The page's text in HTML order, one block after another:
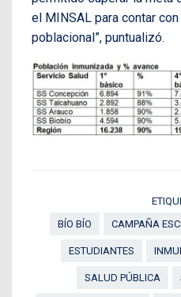
el MINSAL para contar
poblacional”, puntualizó.
BÍO BÍO
CAMPAÑA
ESTUDIANTES
SALUD PÚBLICA